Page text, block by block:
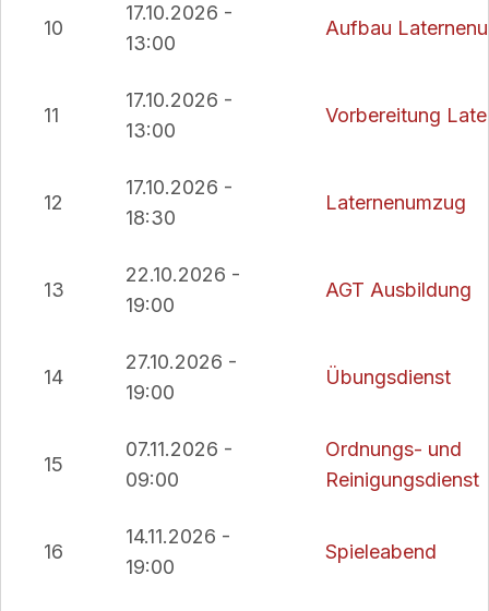
10
17.10.2026 -
13:00
Aufbau
11
17.10.2026 -
13:00
Vorbereitung
12
17.10.2026 -
18:30
Laternenumzug
13
22.10.2026 -
19:00
AGT Ausbildung
14
27.10.2026 -
19:00
Übungsdienst
15
07.11.2026 -
09:00
Ordnungs- und
Reinigungsdienst
16
14.11.2026 -
19:00
Spieleabend